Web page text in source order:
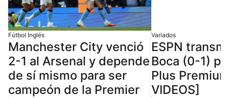
Fútbol Inglés
Manchester City venció
2-1 al Arsenal y depende
de sí mismo para ser
campeón de la Premier
Variados
ESPN
Boca (0-1)
Plus
VIDEOS]